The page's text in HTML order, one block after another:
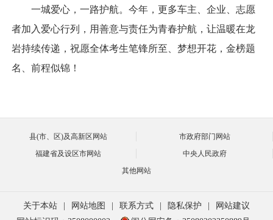
一城爱心，一路护航。今年，更多车主、企业、志愿
者加入爱心行列，用善意与责任为青春护航，让温暖在龙
岩持续传递，祝愿全体考生笔锋所至、梦想开花，金榜题
名、前程似锦！
县(市、区)及高新区网站
市政府部门网站
福建省及设区市网站
中央人民政府
其他网站
关于本站 网站地图 联系方式 隐私保护
网站建议